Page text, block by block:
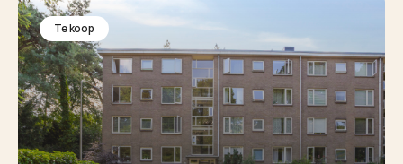
Te koop